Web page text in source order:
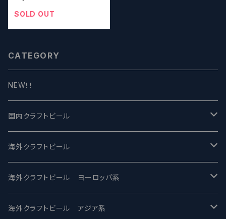
SOLD OUT
CATEGORY
NEW！！
国内クラフトビール
UCHU BREWING -うちゅうブルーイング
バテレ -VERTERE
2nd Story Ale Works -セカンドストーリー
海外クラフトビール
Modern Times モダンタイムズ
Maui マウイ
海外クラフトビール ヨーロッパ系
UnBarred -アンバード
海外クラフトビール アジア系